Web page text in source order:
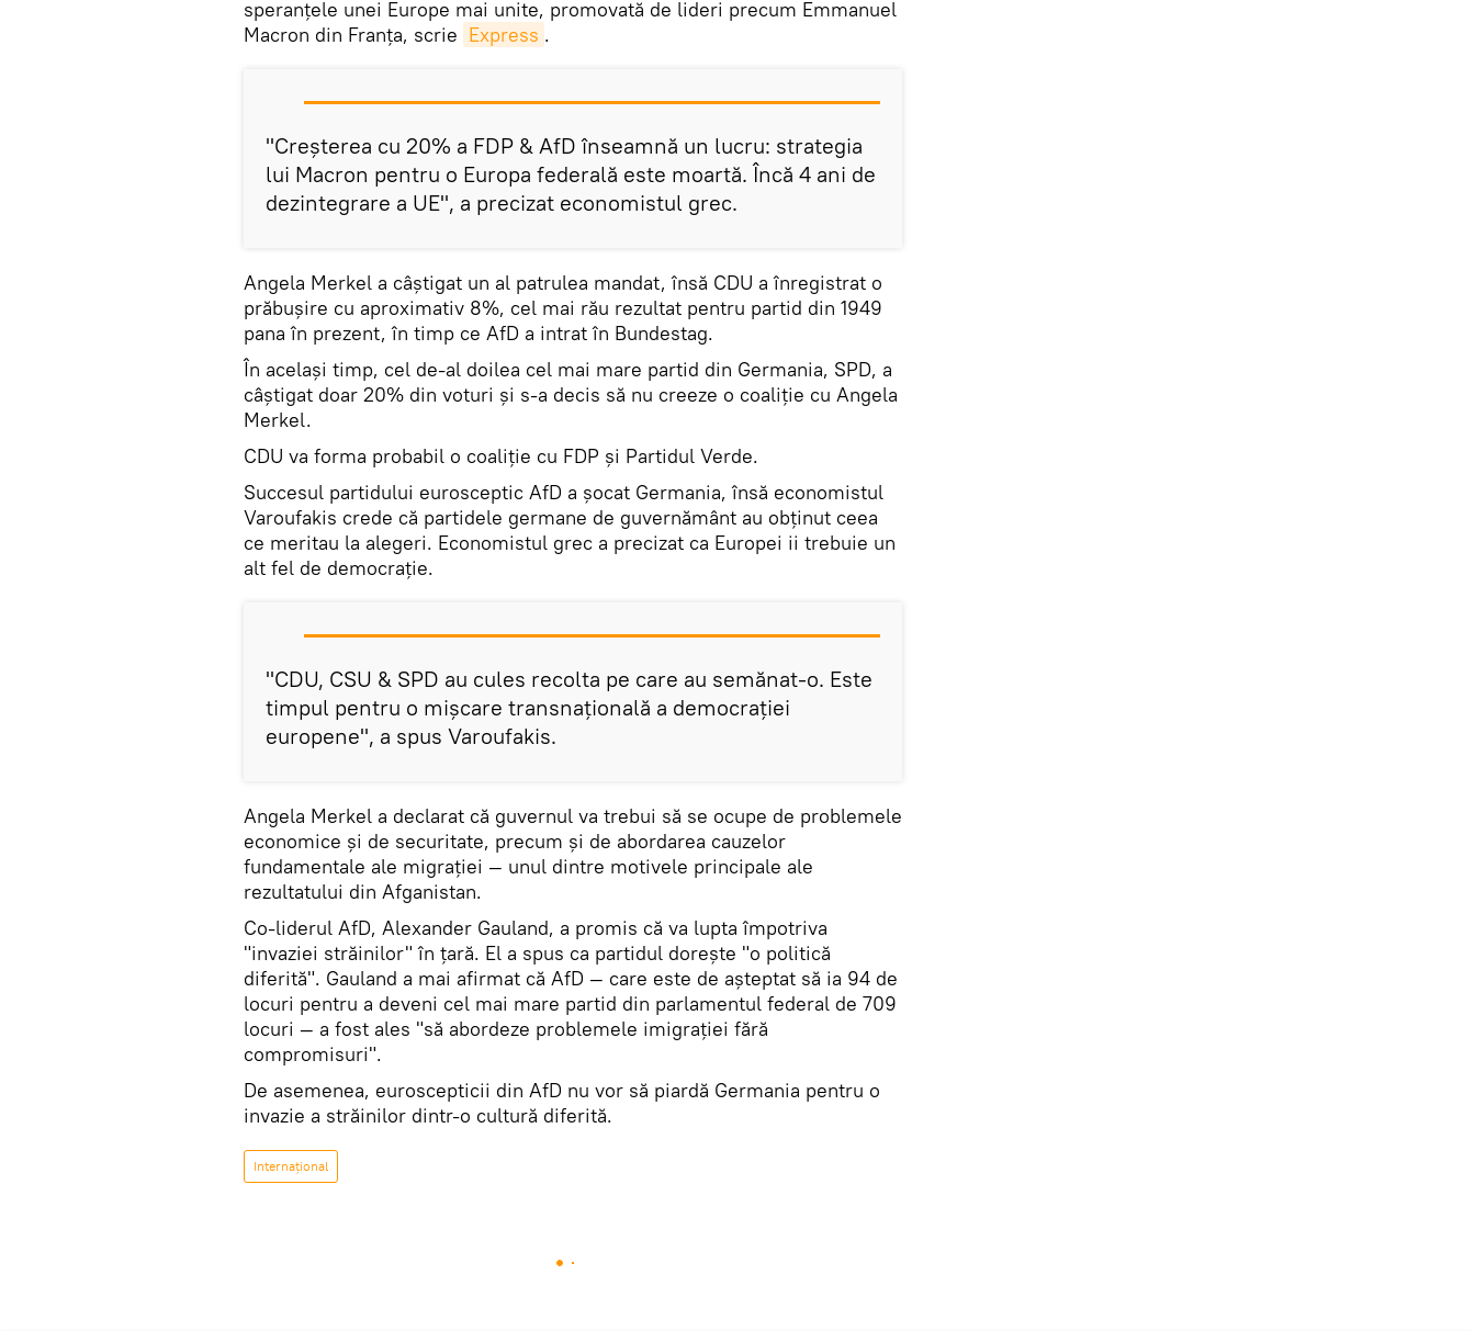
speranțele unei Europe mai unite, promovată de lideri precum Emmanuel
Macron din Franța, scrie Express .
"Creșterea cu 20% a FDP & AfD înseamnă un lucru: strategia
lui Macron pentru o Europa federală este moartă. Încă 4 ani de
dezintegrare a UE", a precizat economistul grec.
Angela Merkel a câștigat un al patrulea mandat, însă CDU a înregistrat o
prăbușire cu aproximativ 8%, cel mai rău rezultat pentru partid din 1949
pana în prezent, în timp ce AfD a intrat în Bundestag.
În același timp, cel de-al doilea cel mai mare partid din Germania, SPD, a
câștigat doar 20% din voturi și s-a decis să nu creeze o coaliție cu Angela
Merkel.
CDU va forma probabil o coaliție cu FDP și Partidul Verde.
Succesul partidului eurosceptic AfD a șocat Germania, însă economistul
Varoufakis crede că partidele germane de guvernământ au obținut ceea
ce meritau la alegeri. Economistul grec a precizat ca Europei ii trebuie un
alt fel de democrație.
"CDU, CSU & SPD au cules recolta pe care au semănat-o. Este
timpul pentru o mișcare transnațională a democrației
europene", a spus Varoufakis.
Angela Merkel a declarat că guvernul va trebui să se ocupe de problemele
economice și de securitate, precum și de abordarea cauzelor
fundamentale ale migrației — unul dintre motivele principale ale
rezultatului din Afganistan.
Co-liderul AfD, Alexander Gauland, a promis că va lupta împotriva
"invaziei străinilor" în țară. El a spus ca partidul dorește "o politică
diferită". Gauland a mai afirmat că AfD — care este de așteptat să ia 94 de
locuri pentru a deveni cel mai mare partid din parlamentul federal de 709
locuri — a fost ales "să abordeze problemele imigrației fără
compromisuri".
De asemenea, euroscepticii din AfD nu vor să piardă Germania pentru o
invazie a străinilor dintr-o cultură diferită.
Internaţional